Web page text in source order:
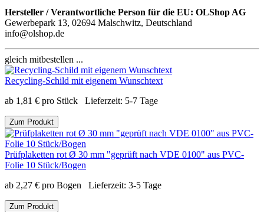
Hersteller / Verantwortliche Person für die EU: OLShop AG
Gewerbepark 13, 02694 Malschwitz, Deutschland
info@olshop.de
gleich mitbestellen ...
Recycling-Schild mit eigenem Wunschtext
ab 1,81 € pro Stück Lieferzeit: 5-7 Tage
Zum Produkt
Prüfplaketten rot Ø 30 mm "geprüft nach VDE 0100" aus PVC-
Folie 10 Stück/Bogen
ab 2,27 € pro Bogen Lieferzeit: 3-5 Tage
Zum Produkt